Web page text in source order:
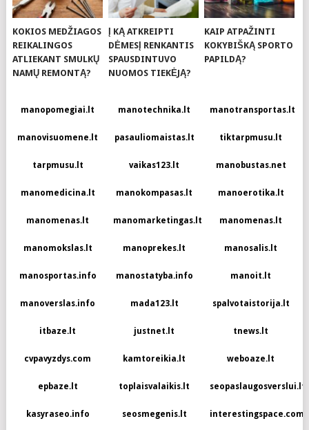
KOKIOS MEDŽIAGOS
REIKALINGOS
ATLIEKANT SMULKŲ
NAMŲ REMONTĄ?
Į KĄ ATKREIPTI
DĖMESĮ RENKANTIS
SPAUSDINTUVO
NUOMOS TIEKĖJĄ?
KAIP ATPAŽINTI
KOKYBIŠKĄ SPORTO
PAPILDĄ?
manopomegiai.lt manotechnika.lt manotransportas.lt
manovisuomene.lt pasauliomaistas.lt tiktarpmusu.lt
tarpmusu.lt vaikas123.lt manobustas.net
manomedicina.lt manokompasas.lt manoerotika.lt
manomenas.lt manomarketingas.lt manomenas.lt
manomokslas.lt manoprekes.lt manosalis.lt
manosportas.info manostatyba.info manoit.lt
manoverslas.info mada123.lt spalvotaistorija.lt
itbaze.lt justnet.lt tnews.lt
cvpavyzdys.com kamtoreikia.lt weboaze.lt
epbaze.lt toplaisvalaikis.lt seopaslaugosverslui.lt
kasyraseo.info seosmegenis.lt interestingspace.com